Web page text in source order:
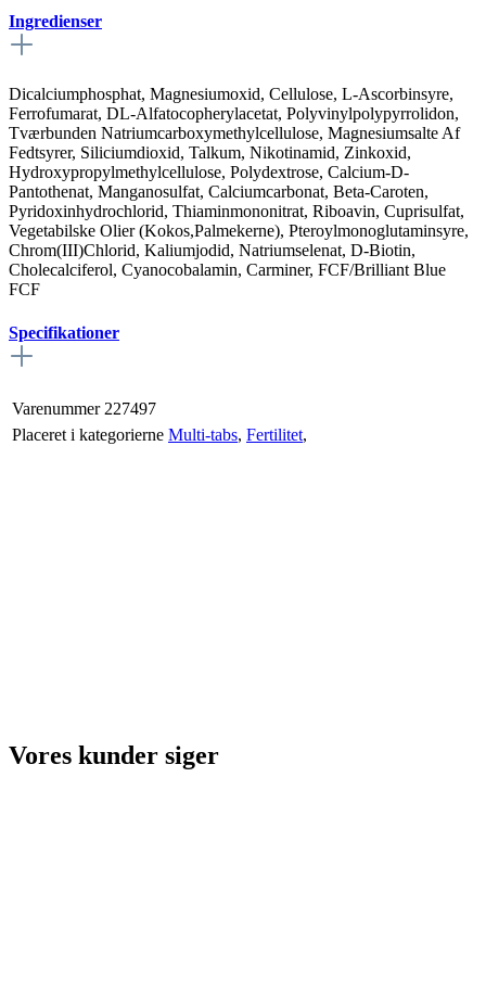
Ingredienser
Dicalciumphosphat, Magnesiumoxid, Cellulose, L-Ascorbinsyre,
Ferrofumarat, DL-Alfatocopherylacetat, Polyvinylpolypyrrolidon,
Tværbunden Natriumcarboxymethylcellulose, Magnesiumsalte Af
Fedtsyrer, Siliciumdioxid, Talkum, Nikotinamid, Zinkoxid,
Hydroxypropylmethylcellulose, Polydextrose, Calcium-D-
Pantothenat, Manganosulfat, Calciumcarbonat, Beta-Caroten,
Pyridoxinhydrochlorid, Thiaminmononitrat, Riboavin, Cuprisulfat,
Vegetabilske Olier (Kokos,Palmekerne), Pteroylmonoglutaminsyre,
Chrom(III)Chlorid, Kaliumjodid, Natriumselenat, D-Biotin,
Cholecalciferol, Cyanocobalamin, Carminer, FCF/Brilliant Blue
FCF
Specifikationer
Varenummer 227497
Placeret i kategorierne Multi-tabs, Fertilitet,
Vores kunder siger